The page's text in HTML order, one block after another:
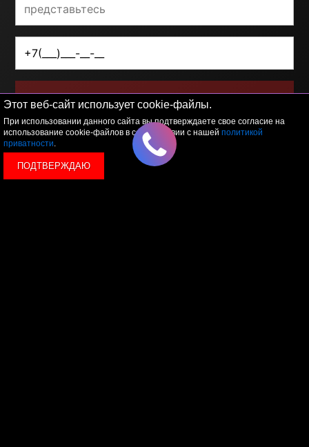
Этот веб-сайт использует cookie-файлы.
При использовании данного сайта вы подтверждаете свое согласие на
использование cookie-файлов в соответствии с нашей политикой
приватности.
ПОДТВЕРЖДАЮ
ОТПРАВИТЬ
Я принимаю условияполитики обработки
персональных данных